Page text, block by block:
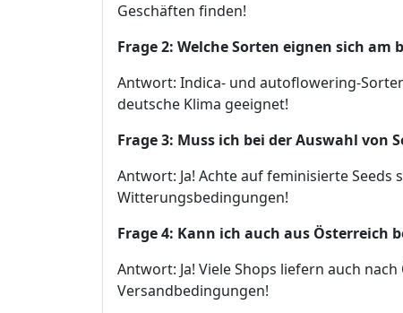
Geschäften finden!
Frage 2: Welche Sorten eignen sich am
Antwort: Indica- und autoflowering-
deutsche Klima geeignet!
Frage 3: Muss ich bei der Auswahl von
Antwort: Ja! Achte auf feminisierte Seeds
Witterungsbedingungen!
Frage 4: Kann ich auch aus Österreich
Antwort: Ja! Viele Shops liefern auch
Versandbedingungen!